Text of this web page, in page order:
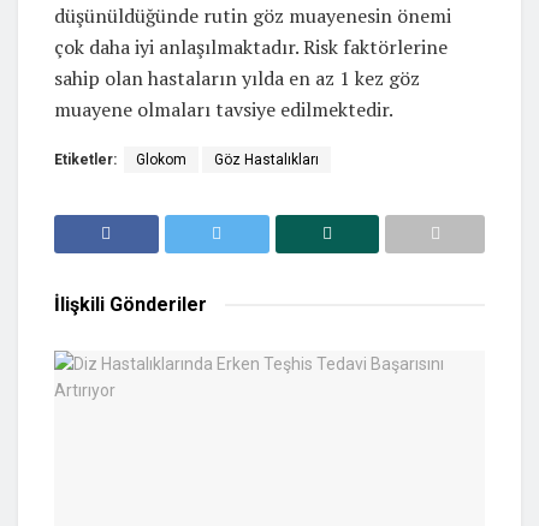
düşünüldüğünde rutin göz muayenesin önemi
çok daha iyi anlaşılmaktadır. Risk faktörlerine
sahip olan hastaların yılda en az 1 kez göz
muayene olmaları tavsiye edilmektedir.
Etiketler: Glokom Göz Hastalıkları
İlişkili Gönderiler